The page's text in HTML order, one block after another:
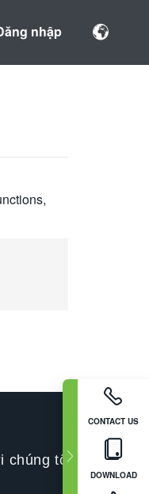
nhập
CONTACT US
DOWNLOAD
chúng tôi